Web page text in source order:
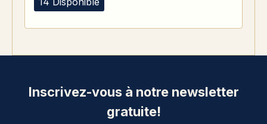
Inscrivez-vous à notre newsletter
gratuite!